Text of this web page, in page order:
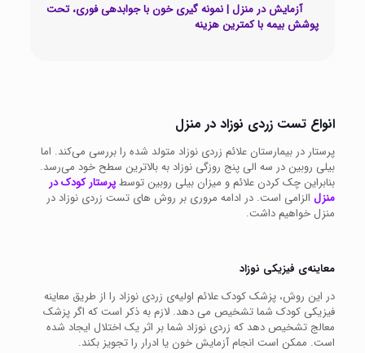
آزمایش در منزل | نمونه گیری خون با جوابدهی فوری، تحت
پوشش بیمه با کمترین هزینه
انواع تست زردی نوزاد در منزل
پرستار در بیمارستان علائم زردی نوزاد متولد شده را بررسی می‌کند. اما
بیلی روبین در سه الی پنج روزگی نوزاد به بالاترین سطح خود می‌رسد.
بنابراین چک کردن علائم و میزان بیلی روبین توسطپرستار کودک در
منزلالزامی است. در ادامه مروری بر روش های تست زردی نوزاد در
منزل خواهیم داشت.
معاینه‌ی فیزیکی نوزاد
در این روش، پزشک کودک علائم اولیه‌ی زردی نوزاد را از طریق معاینه
فیزیکی کودک شما تشخیص می دهد. لازم به ذکر است که اگر پزشک
معالج تشخیص دهد که زردی نوزاد شما بر اثر یک اختلال ایجاد شده
است. ممکن است انجام آزمایش خون یا ادرار را تجویز بکند.